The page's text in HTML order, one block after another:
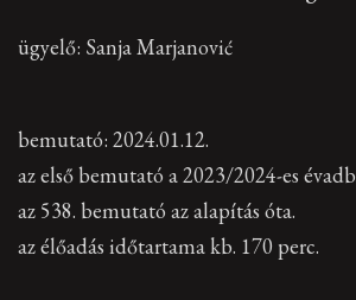
ügyelő: Sanja Marjanović
bemutató: 2024.01.12.
az első bemutató a 2023/2024-es
az 538. bemutató az alapítás óta.
az élőadás időtartama kb. 170 perc.